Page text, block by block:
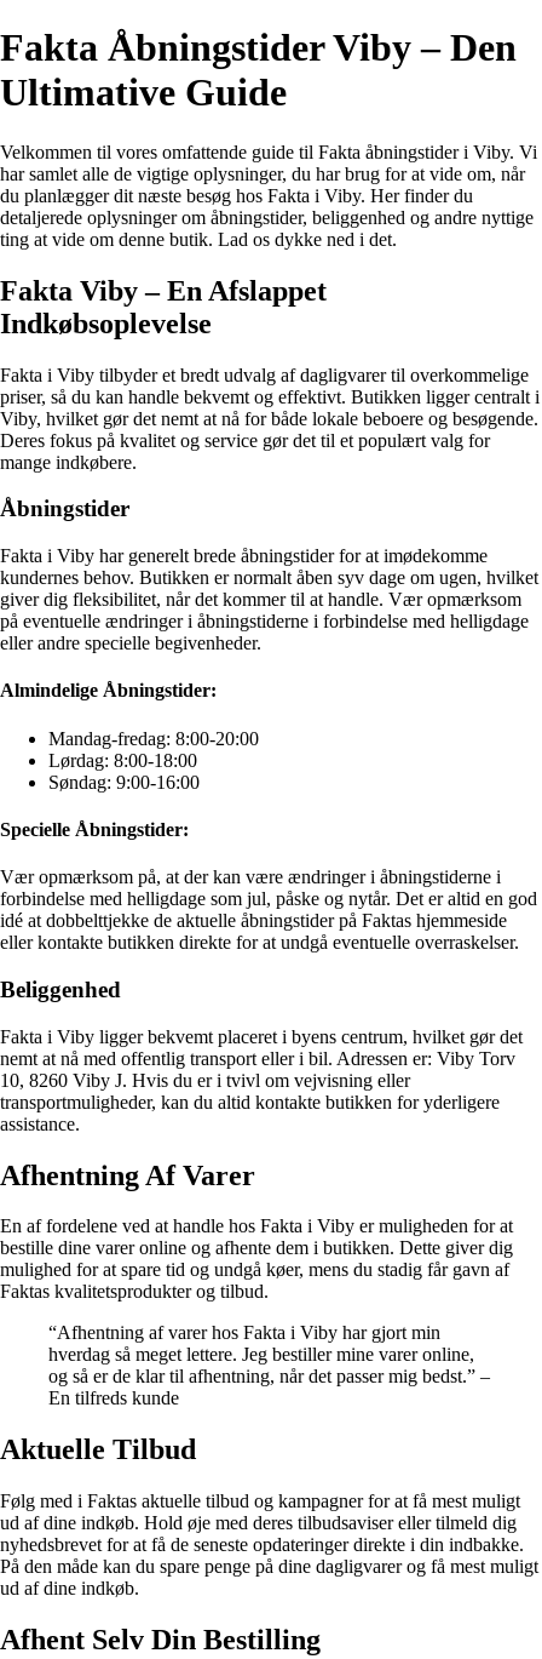
Fakta Åbningstider Viby – Den
Ultimative Guide
Velkommen til vores omfattende guide til Fakta åbningstider i Viby. Vi
har samlet alle de vigtige oplysninger, du har brug for at vide om, når
du planlægger dit næste besøg hos Fakta i Viby. Her finder du
detaljerede oplysninger om åbningstider, beliggenhed og andre nyttige
ting at vide om denne butik. Lad os dykke ned i det.
Fakta Viby – En Afslappet
Indkøbsoplevelse
Fakta i Viby tilbyder et bredt udvalg af dagligvarer til overkommelige
priser, så du kan handle bekvemt og effektivt. Butikken ligger centralt i
Viby, hvilket gør det nemt at nå for både lokale beboere og besøgende.
Deres fokus på kvalitet og service gør det til et populært valg for
mange indkøbere.
Åbningstider
Fakta i Viby har generelt brede åbningstider for at imødekomme
kundernes behov. Butikken er normalt åben syv dage om ugen, hvilket
giver dig fleksibilitet, når det kommer til at handle. Vær opmærksom
på eventuelle ændringer i åbningstiderne i forbindelse med helligdage
eller andre specielle begivenheder.
Almindelige Åbningstider:
Mandag-fredag: 8:00-20:00
Lørdag: 8:00-18:00
Søndag: 9:00-16:00
Specielle Åbningstider:
Vær opmærksom på, at der kan være ændringer i åbningstiderne i
forbindelse med helligdage som jul, påske og nytår. Det er altid en god
idé at dobbelttjekke de aktuelle åbningstider på Faktas hjemmeside
eller kontakte butikken direkte for at undgå eventuelle overraskelser.
Beliggenhed
Fakta i Viby ligger bekvemt placeret i byens centrum, hvilket gør det
nemt at nå med offentlig transport eller i bil. Adressen er: Viby Torv
10, 8260 Viby J. Hvis du er i tvivl om vejvisning eller
transportmuligheder, kan du altid kontakte butikken for yderligere
assistance.
Afhentning Af Varer
En af fordelene ved at handle hos Fakta i Viby er muligheden for at
bestille dine varer online og afhente dem i butikken. Dette giver dig
mulighed for at spare tid og undgå køer, mens du stadig får gavn af
Faktas kvalitetsprodukter og tilbud.
“Afhentning af varer hos Fakta i Viby har gjort min
hverdag så meget lettere. Jeg bestiller mine varer online,
og så er de klar til afhentning, når det passer mig bedst.” –
En tilfreds kunde
Aktuelle Tilbud
Følg med i Faktas aktuelle tilbud og kampagner for at få mest muligt
ud af dine indkøb. Hold øje med deres tilbudsaviser eller tilmeld dig
nyhedsbrevet for at få de seneste opdateringer direkte i din indbakke.
På den måde kan du spare penge på dine dagligvarer og få mest muligt
ud af dine indkøb.
Afhent Selv Din Bestilling